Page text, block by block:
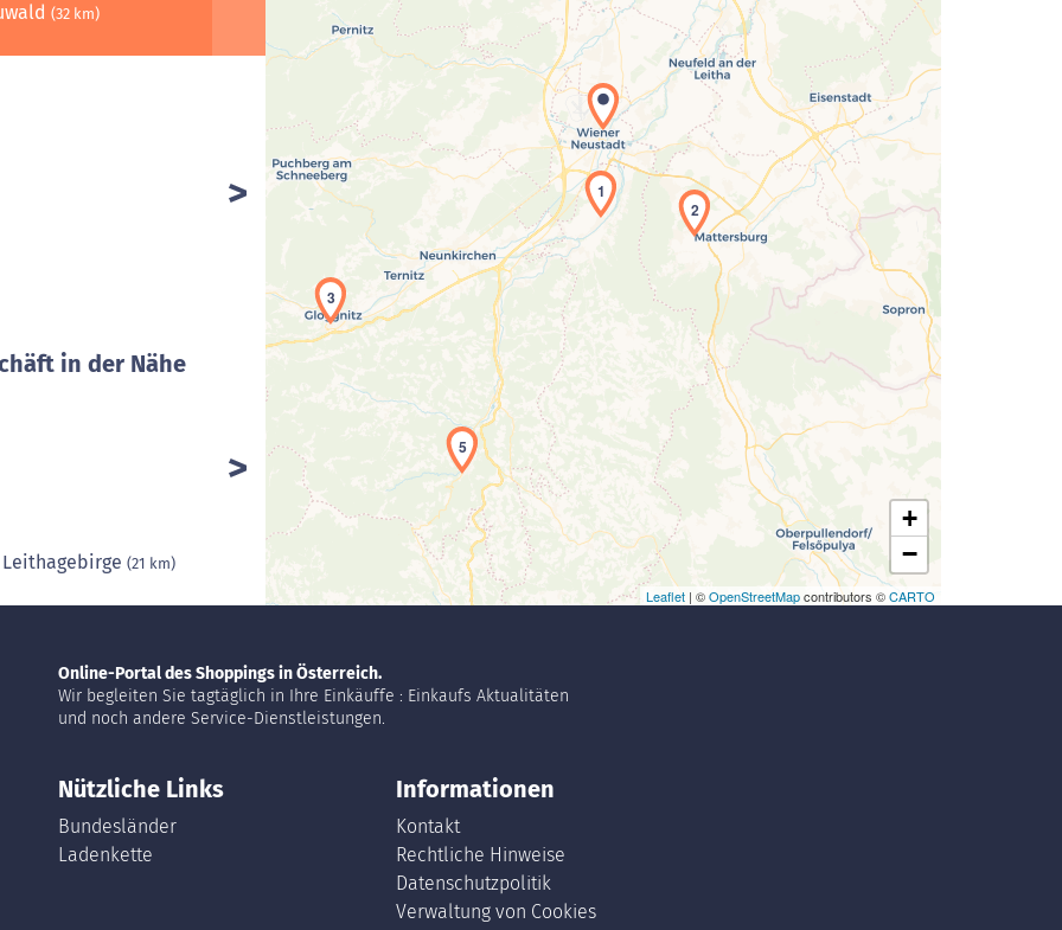
(32 km)
in der Nähe
(21 km)
Laden der Karte...
1
2
3
5
+
−
Leaflet | ©OpenStreetMapcontributors ©CARTO
Online-Portal des Shoppings in Österreich.
Wir begleiten Sie tagtäglich in Ihre Einkäuffe : Einkaufs Aktualitäten
und noch andere Service-Dienstleistungen.
Nützliche Links
Bundesländer
Ladenkette
Informationen
Kontakt
Rechtliche Hinweise
Datenschutzpolitik
Verwaltung von Cookies